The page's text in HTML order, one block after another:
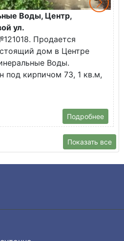
Воды, Центр,
ул.
Продается
дом в Центре
Воды.
под кирпичом 73, 1 кв.м,
Подробнее
Показать все